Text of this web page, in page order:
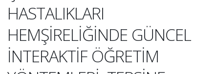
HASTALIKLARI
HEMŞİRELİĞİNDE GÜNCEL
İNTERAKTİF ÖĞRETİM